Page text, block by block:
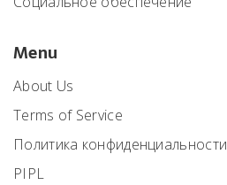
Menu
About Us
Terms of Service
Политика конфиденциальности
PIPL